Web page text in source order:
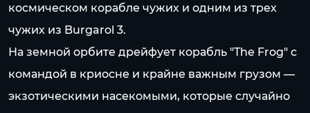
космическом корабле чужих и одним из трех
чужих из Burgarol 3.
На земной орбите дрейфует корабль "The Frog" с
командой в криосне и крайне важным грузом —
экзотическими насекомыми, которые случайно